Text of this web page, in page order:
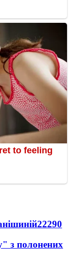
22290
з полонених